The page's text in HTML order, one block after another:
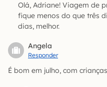
Olá, Adriane! Viagem de
fique menos do que três
dias, melhor.
Angela
Responder
É bom em julho, com